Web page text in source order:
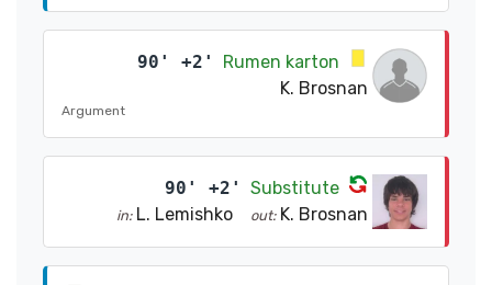
90' +2'
Rumen karton
K. Brosnan
Argument
90' +2' Substitute
in: L. Lemishko out: K. Brosnan